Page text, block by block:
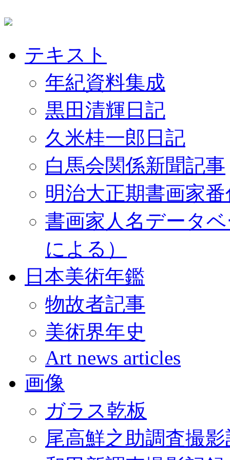
テキスト
年紀資料集成
黒田清輝日記
久米桂一郎日記
白馬会関係新聞記事
明治大正期書画家
書画家人名データ
による）
日本美術年鑑
物故者記事
美術界年史
Art news articles
画像
ガラス乾板
尾高鮮之助調査撮